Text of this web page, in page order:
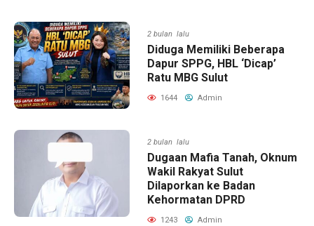
2 bulan lalu
Diduga Memiliki Beberapa
Dapur SPPG, HBL ‘Dicap’
Ratu MBG Sulut
1644 Admin
2 bulan lalu
Dugaan Mafia Tanah, Oknum
Wakil Rakyat Sulut
Dilaporkan ke Badan
Kehormatan DPRD
1243 Admin